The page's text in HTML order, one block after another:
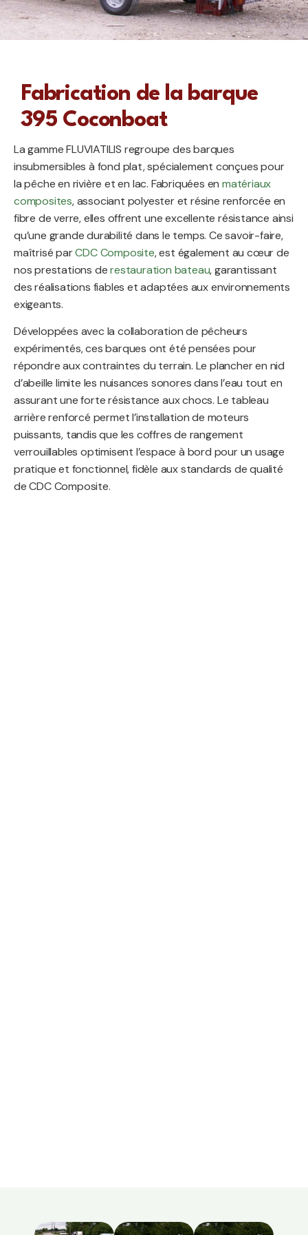
Fabrication de la barque
395 Coconboat
La gamme FLUVIATILIS regroupe des barques
insubmersibles à fond plat, spécialement conçues pour
la pêche en rivière et en lac. Fabriquées en matériaux
composites, associant polyester et résine renforcée en
fibre de verre, elles offrent une excellente résistance ainsi
qu’une grande durabilité dans le temps. Ce savoir-faire,
maîtrisé parCDC Composite, est également au cœur de
nos prestations derestauration bateau, garantissant
des réalisations fiables et adaptées aux environnements
exigeants.
Développées avec la collaboration de pêcheurs
expérimentés, ces barques ont été pensées pour
répondre aux contraintes du terrain. Le plancher en nid
d’abeille limite les nuisances sonores dans l’eau tout en
assurant une forte résistance aux chocs. Le tableau
arrière renforcé permet l’installation de moteurs
puissants, tandis que les coffres de rangement
verrouillables optimisent l’espace à bord pour un usage
pratique et fonctionnel, fidèle aux standards de qualité
de CDC Composite.